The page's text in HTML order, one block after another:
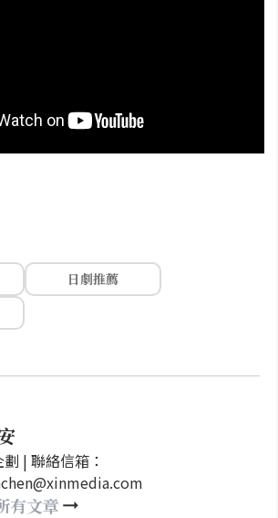
日劇推薦
| 聯絡信箱：
有文章